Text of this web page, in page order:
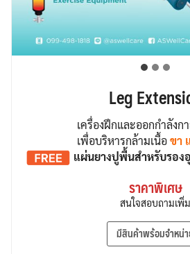
Leg
เครื่องฝึกและออกกำลังก
เพื่อบริหารกล้ามเนื้อขา
แผ่นยางปูพื้นสำหรับรอ
ราคาพิเศษ
สนใจสอบถามเพิ่ม
มีสินค้าพร้อมจำหน่